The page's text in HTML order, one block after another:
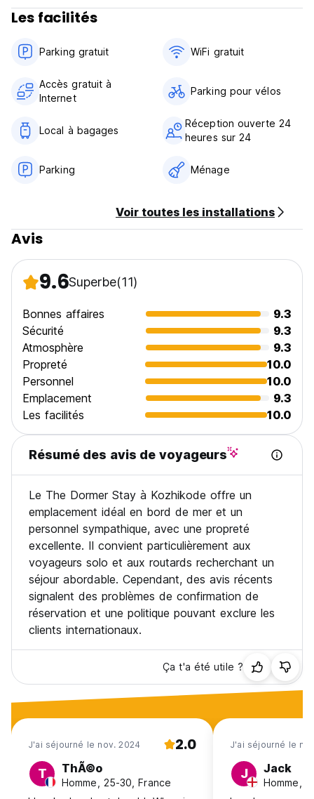
Les facilités
Parking gratuit WiFi gratuit
Accès gratuit à
Internet
Parking pour vélos
Local à bagages
Réception ouverte 24
heures sur 24
Parking Ménage
Voir toutes les installations
Avis
9.6Superbe(11)
Bonnes affaires
9.3
Sécurité
9.3
Atmosphère
9.3
Propreté
10.0
Personnel
10.0
Emplacement
9.3
Les facilités
10.0
Résumé des avis de voyageurs
Le The Dormer Stay à Kozhikode offre un
emplacement idéal en bord de mer et un
personnel sympathique, avec une propreté
excellente. Il convient particulièrement aux
voyageurs solo et aux routards recherchant un
séjour abordable. Cependant, des avis récents
signalent des problèmes de confirmation de
réservation et une politique pouvant exclure les
clients internationaux.
Ça t'a été utile ?
J'ai séjourné le nov. 2024 2.0
T ThÃ©o
Homme, 25-30, France
J'ai séjourné le
J Jack
Homme,